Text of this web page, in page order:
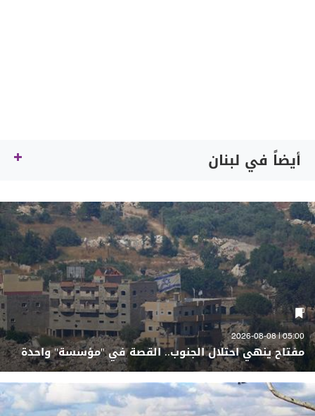
أيضاً في لبنان
05:00 | 2026-08-08
مفتاح ينهي احتلال الجنوب.. القصة في "مؤسسة" واحدة